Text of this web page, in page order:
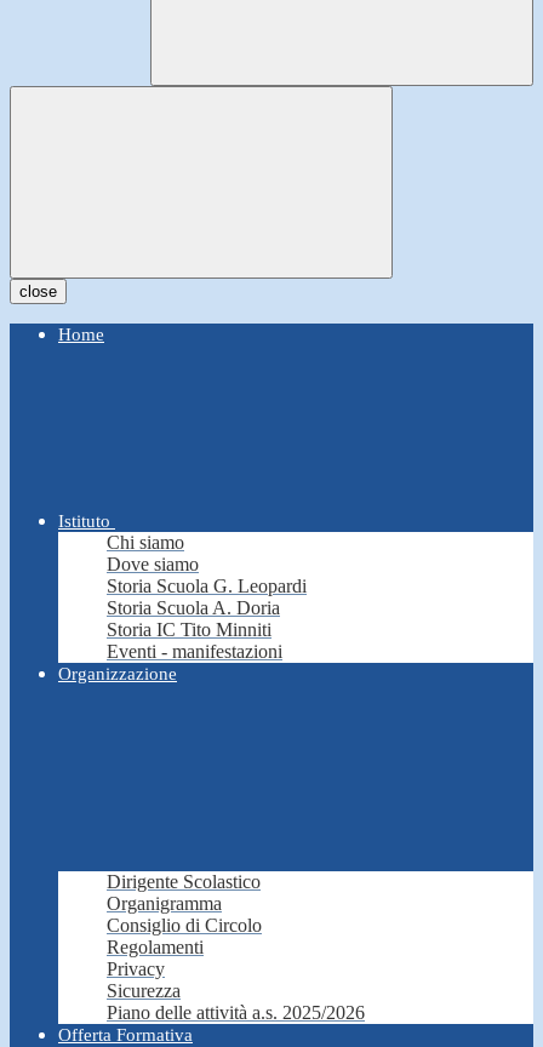
close
Home
Istituto
Chi siamo
Dove siamo
Storia Scuola G. Leopardi
Storia Scuola A. Doria
Storia IC Tito Minniti
Eventi - manifestazioni
Organizzazione
Dirigente Scolastico
Organigramma
Consiglio di Circolo
Regolamenti
Privacy
Sicurezza
Piano delle attività a.s. 2025/2026
Offerta Formativa